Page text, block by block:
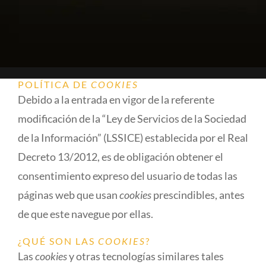
POLÍTICA DE COOKIES
Debido a la entrada en vigor de la referente
modificación de la “Ley de Servicios de la Sociedad
de la Información” (LSSICE) establecida por el Real
Decreto 13/2012, es de obligación obtener el
consentimiento expreso del usuario de todas las
páginas web que usancookiesprescindibles, antes
de que este navegue por ellas.
¿QUÉ SON LAS COOKIES?
Lascookiesy otras tecnologías similares tales